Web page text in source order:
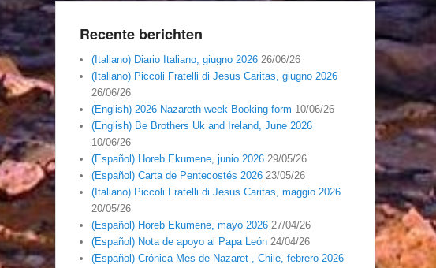
Recente berichten
(Italiano) Diario Italiano, giugno 2026 26/06/26
(Italiano) Piccoli Fratelli di Jesus Caritas, giugno 2026
26/06/26
(English) 2026 Nazareth week Booking form 10/06/26
(English) Be Brothers Uk and Ireland, June 2026
10/06/26
(Español) Horeb Ekumene, junio 2026 29/05/26
(Español) Carta de Pentecostés 2026 23/05/26
(Italiano) Piccoli Fratelli di Jesus Caritas, maggio 2026
20/05/26
(Español) Horeb Ekumene, mayo 2026 27/04/26
(Español) Nota de apoyo al Papa León 24/04/26
(Español) Crónica Mes de Nazaret , Chile, febrero 2026